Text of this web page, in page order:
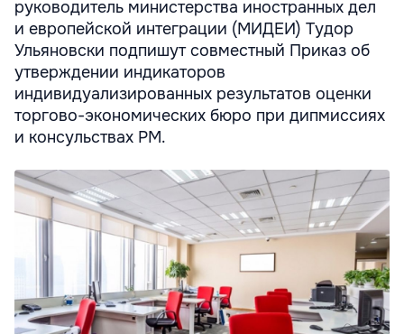
руководитель министерства иностранных дел
и европейской интеграции (МИДЕИ) Тудор
Ульяновски подпишут совместный Приказ об
утверждении индикаторов
индивидуализированных результатов оценки
торгово-экономических бюро при дипмиссиях
и консульствах РМ.